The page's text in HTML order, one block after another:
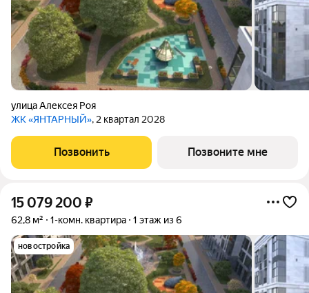
улица Алексея Роя
ЖК «ЯНТАРНЫЙ», 2 квартал 2028
Позвонить Позвоните мне
15 079 200 ₽
62,8 м² 1-комн. квартира 1 этаж из 6
новостройка